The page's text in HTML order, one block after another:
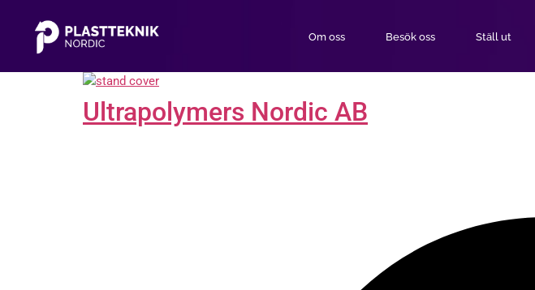
Om oss Besök oss Ställ ut
Ultrapolymers Nordic AB